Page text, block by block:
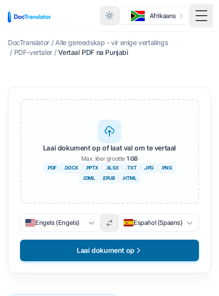
Afrikaans
DocTranslator / Alle gereedskap - vir enige vertalings
/ PDF-vertaler / Vertaal PDF na Punjabi
Laai dokument op of laat val om te vertaal
Max. lêer grootte 1 GB
.PDF .DOCX .PPTX .XLSX .TXT .JPG
.PNG
.IDML
.EPUB .HTML
Engels (Engels) Español (Spaans)
Laai dokument op